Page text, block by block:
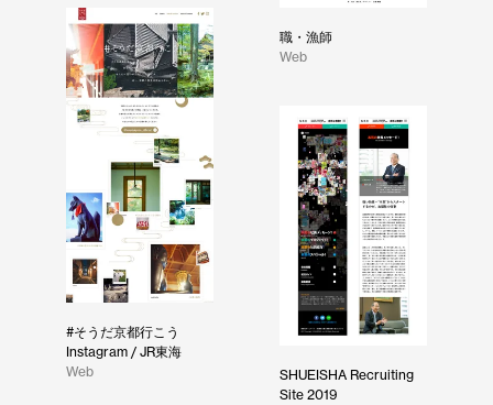
職・漁師
Web
#そうだ京都行こう
Instagram / JR東海
Web
SHUEISHA Recruiting
Site 2019